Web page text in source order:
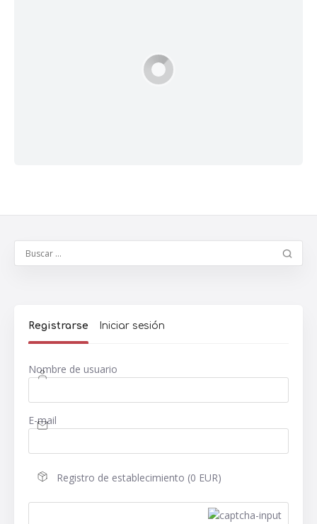
Registrarse Iniciar sesión
Nombre de usuario
E-mail
Registro de establecimiento (0 EUR)